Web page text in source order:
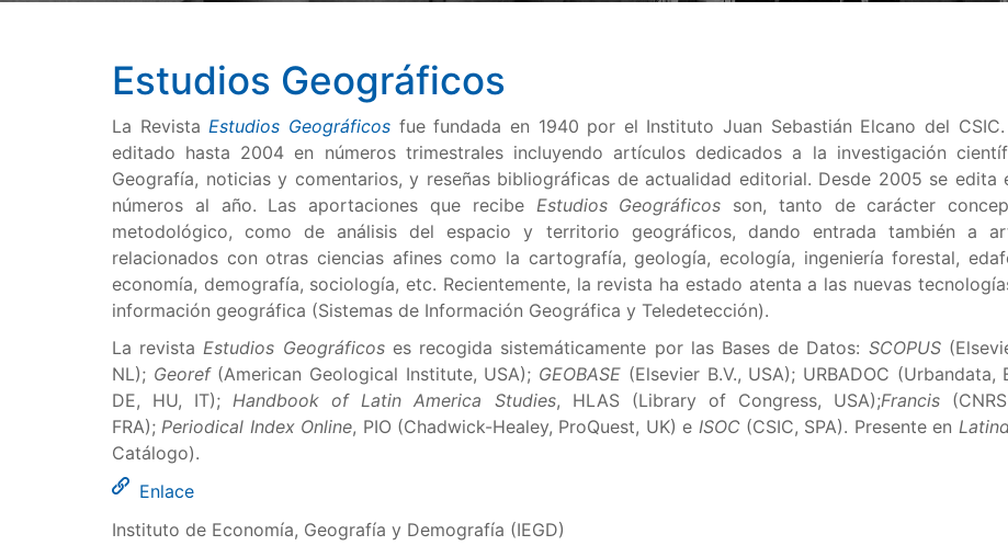
Estudios Geográficos
La RevistaEstudios Geográficos fue fundada en 1940 por el Instituto Juan Sebastián Elcano del
editado hasta 2004 en números trimestrales incluyendo artículos dedicados a la investigación
Geografía, noticias y comentarios, y reseñas bibliográficas de actualidad editorial. Desde 2005 se edita
números al año. Las aportaciones que recibe Estudios Geográficos son, tanto de carácter
metodológico, como de análisis del espacio y territorio geográficos, dando entrada también a
relacionados con otras ciencias afines como la cartografía, geología, ecología, ingeniería forestal,
economía, demografía, sociología, etc. Recientemente, la revista ha estado atenta a las nuevas
información geográfica (Sistemas de Información Geográfica y Teledetección).
La revistaEstudios Geográficos es recogida sistemáticamente por las Bases de Datos: SCOPUS
NL); Georef(American Geological Institute, USA); GEOBASE (Elsevier B.V., USA); URBADOC (Urbandata,
DE, HU, IT);Handbook of Latin America Studies, HLAS (Library of Congress, USA);Francis
FRA);Periodical Index Online, PIO (Chadwick-Healey, ProQuest, UK) e ISOC(CSIC, SPA). Presente en
Catálogo).
Enlace
Instituto de Economía, Geografía y Demografía (IEGD)